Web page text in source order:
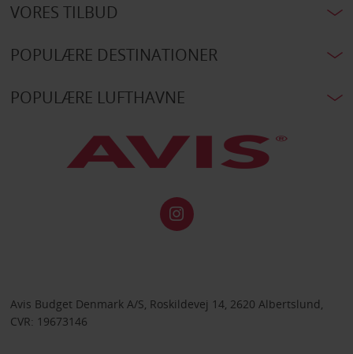
VORES TILBUD
POPULÆRE DESTINATIONER
POPULÆRE LUFTHAVNE
Avis Budget Denmark A/S, Roskildevej 14, 2620 Albertslund,
CVR: 19673146